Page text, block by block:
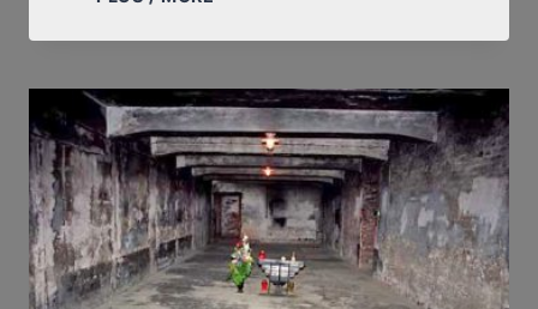
À
D’AUSCHWITZ-
I